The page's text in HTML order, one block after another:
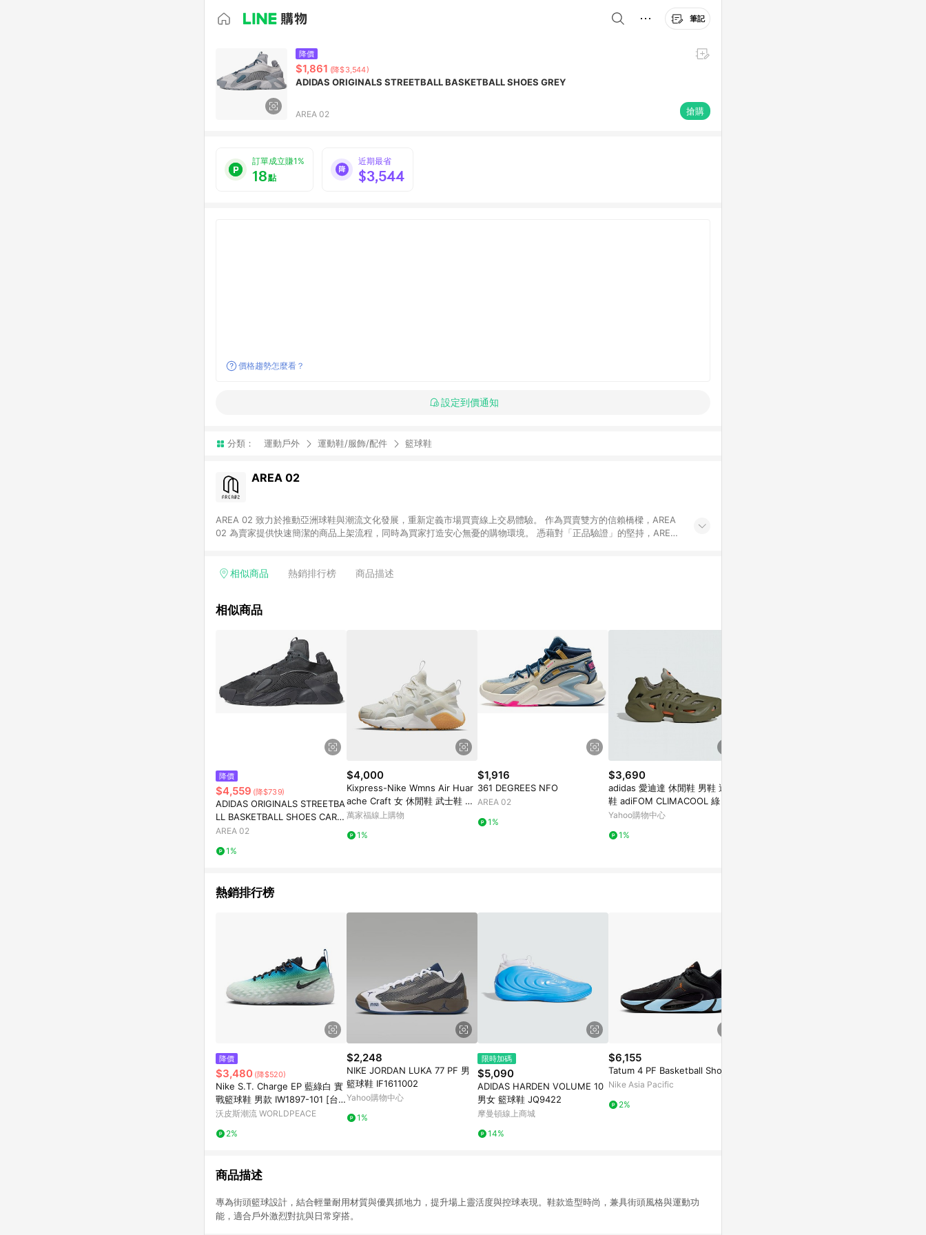
筆記
降價
$1,861 (降$3,544)
ADIDAS ORIGINALS STREETBALL BASKETBALL SHOES GREY
AREA 02 搶購
訂單成立賺1%
18點
近期最省
$3,544
價格趨勢怎麼看？
設定到價通知
分類： 運動戶外 運動鞋/服飾/配件 籃球鞋
AREA 02
AREA 02 致力於推動亞洲球鞋與潮流文化發展，重新定義市場買賣線上交易體驗。 作為買賣雙方的信賴橋樑，AREA
02 為賣家提供快速簡潔的商品上架流程，同時為買家打造安心無憂的購物環境。 憑藉對「正品驗證」的堅持，AREA
相似商品 熱銷排行榜 商品描述
相似商品
降價
$4,559 (降$739)
ADIDAS ORIGINALS STREETBA
LL BASKETBALL SHOES CARB
ON BLACK
AREA 02
1%
$4,000
Kixpress-Nike Wmns Air Huar
ache Craft 女 休閒鞋 武士鞋 襪
套式 膠底 白 [DQ8031-101]
萬家福線上購物
1%
$1,916
361 DEGREES NFO
AREA 02
1%
$3,690
adidas 愛迪達 休閒鞋 男鞋 運動
鞋 adiFOM CLIMACOOL 綠 IF3
937
Yahoo購物中心
1%
熱銷排行榜
降價
$3,480 (降$520)
Nike S.T. Charge EP 藍綠白 實
戰籃球鞋 男款 IW1897-101 [台
灣現貨]
沃皮斯潮流 WORLDPEACE
2%
$2,248
NIKE JORDAN LUKA 77 PF 男
籃球鞋 IF1611002
Yahoo購物中心
1%
限時加碼
$5,090
ADIDAS HARDEN VOLUME 10
男女 籃球鞋 JQ9422
摩曼頓線上商城
14%
$6,155
Tatum 4 PF Basketball Shoes
Nike Asia Pacific
2%
商品描述
專為街頭籃球設計，結合輕量耐用材質與優異抓地力，提升場上靈活度與控球表現。鞋款造型時尚，兼具街頭風格與運動功
能，適合戶外激烈對抗與日常穿搭。